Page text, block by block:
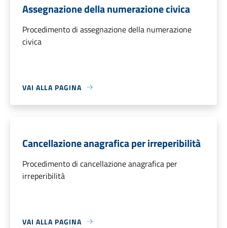
Assegnazione della numerazione civica
Procedimento di assegnazione della numerazione
civica
VAI ALLA PAGINA
Cancellazione anagrafica per irreperibilità
Procedimento di cancellazione anagrafica per
irreperibilità
VAI ALLA PAGINA